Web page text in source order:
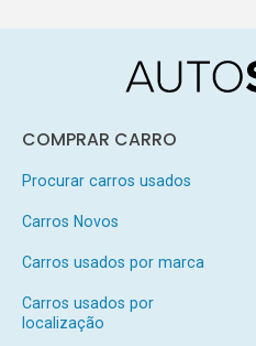
COMPRAR CARRO
Procurar carros usados
Carros Novos
Carros usados por marca
Carros usados por
localização